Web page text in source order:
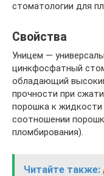
стоматологии для
Свойства
Уницем —
цинкфосфатный
обладающий
прочности при
порошка к жидкости
соотношении
пломбирования).
Читайте также: